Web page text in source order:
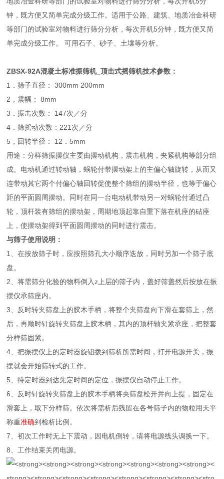
钟，既方便又简单完成分级工作。适用于公路、建筑、地质冶金科研
等部门的试验室对物料进行筛分分析，每次开机5分钟，既方便又简
单完成分级工作。 可用石子、砂子、土壤等分析。
ZBSX-92A混凝土标准振筛机_顶击式摇筛机技术参数：
1．筛子直径： 300mm 200mm
2，震幅； 8mm
3．振击次数： 147次／分
4．筛摇动次数：221次／分
5，回转半径： 12．5mm
用途：分样筛振摆仪主要由摆动机构，震击机构，夹紧机构等部分组
成。电动机通过转动轴，蜗轮付带摆动架上的主偏心轴旋转，从而又
连带动其它两个付偏心轴回转促使整个筛组的摆动半径，也等于偏心
距的平面圆周摆动。同时在同一台电动机带动另一对蜗轮付通过凸
轮，顶杆装有筛组的摆动架，周期地顶起靠自重下落在机座的砧座
上，使摆动架得到平面圆周摆动的同时进行震击。
与筛子使用说明：
1、在按放筛子时，应按照筛孔大小顺序迭放，同时另加一个筛子底
盘。
2、将需筛分化验的物料倒入z上层的筛子内，盖好筛盖然后按放在振
摆仪承筛座内。
3、反时转夹筛盘上的胶木手柄，将整个夹筛盘向下滑在套筛上，然
后，再顺时针旋转夹筛盘上胶木柄，其内的顶杆轴夹紧承座，把整套
分样筛固紧。
4、把振摆仪上的定时器旋钮拨到筛析所需时间，打开电源开关，振
摆就会开始筛转式的工作。
5、待定时器到达先定时间的定位，振摆仪自动停止工作。
6、反时针旋转夹筛盘上的胶木手柄将央筛盘松开并向上提，固定在
滑套上，取下分样筛。依次将需析后残留在各号筛子内的物粒用天平
称重准确到检析比例。
7、初次工作时无上下震动，因电机倒转，请将电源线头调换一下。
8、工作结束关闭电源。